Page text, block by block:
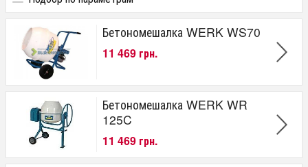
Цена
от
Бетономешалка WERK WS70
11 469 грн.
Бетономешалка WERK WR
125C
11 469 грн.